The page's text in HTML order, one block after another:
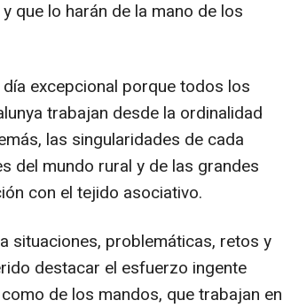
que lo harán de la mano de los
excepcional porque todos los
trabajan desde la ordinalidad
las singularidades de cada
del mundo rural y de las grandes
con el tejido asociativo.
situaciones, problemáticas, retos y
destacar el esfuerzo ingente
de los mandos, que trabajan en